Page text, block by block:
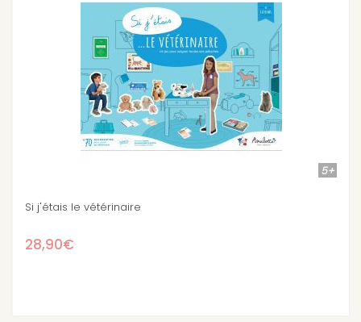
mallette docteur Bobodoudou